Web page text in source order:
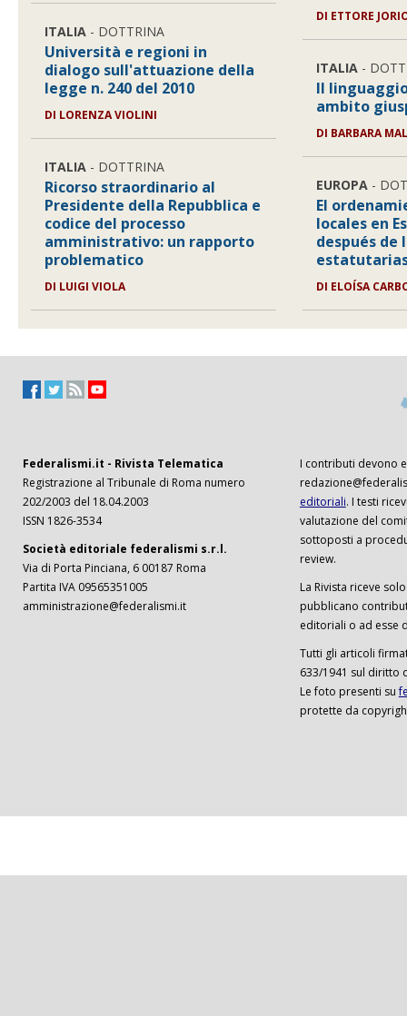
ITALIA - DOTTRINA
Università e regioni in
dialogo sull'attuazione della
legge n. 240 del 2010
DI LORENZA VIOLINI
ITALIA - DOTTRINA
Ricorso straordinario al
Presidente della Repubblica e
codice del processo
amministrativo: un rapporto
problematico
DI LUIGI VIOLA
DI ETTORE
ITALIA -
Il
ambito
DI BARBARA
EUROPA -
El
locales en
después de
DI ELOÍSA
Federalismi.it - Rivista Telematica
Registrazione al Tribunale di Roma numero
202/2003 del 18.04.2003
ISSN 1826-3534
Società editoriale federalismi s.r.l.
Via di Porta Pinciana, 6 00187 Roma
Partita IVA 09565351005
amministrazione@federalismi.it
I contributi devono
editoriali. I testi
valutazione del
sottoposti a
review.
La Rivista riceve
pubblicano
editoriali o ad esse
Tutti gli articoli
633/1941 sul diritto
Le foto presenti su
protette da